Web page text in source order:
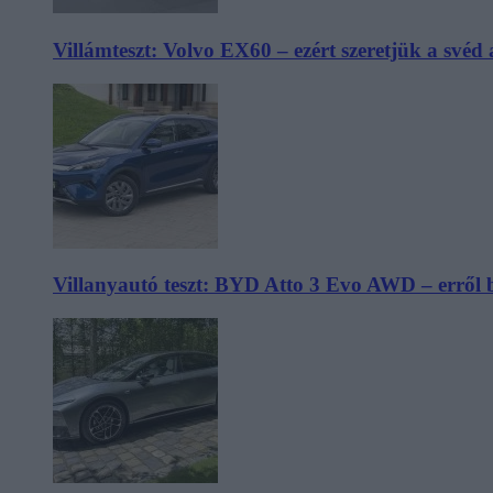
Villámteszt: Volvo EX60 – ezért szeretjük a svéd
Villanyautó teszt: BYD Atto 3 Evo AWD – erről